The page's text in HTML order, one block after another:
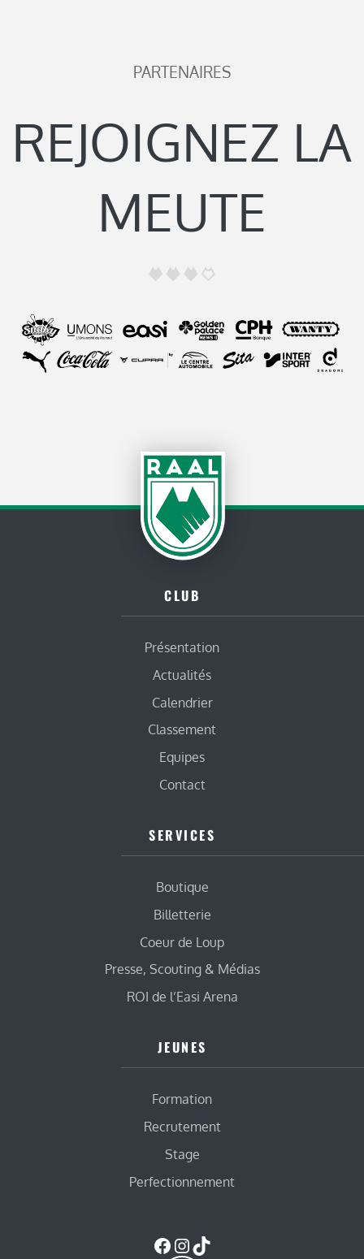
PARTENAIRES
REJOIGNEZ LA
MEUTE
CLUB
Présentation
Actualités
Calendrier
Classement
Equipes
Contact
SERVICES
Boutique
Billetterie
Coeur de Loup
Presse, Scouting & Médias
ROI de l’Easi Arena
JEUNES
Formation
Recrutement
Stage
Perfectionnement
Facebook
Instagram
TikTok